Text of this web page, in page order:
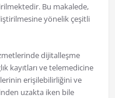
Bu makalede,
yönelik çeşitli
dijitalleşme
kayıtları ve telemedicine
erişilebilirliğini ve
uzakta iken bile